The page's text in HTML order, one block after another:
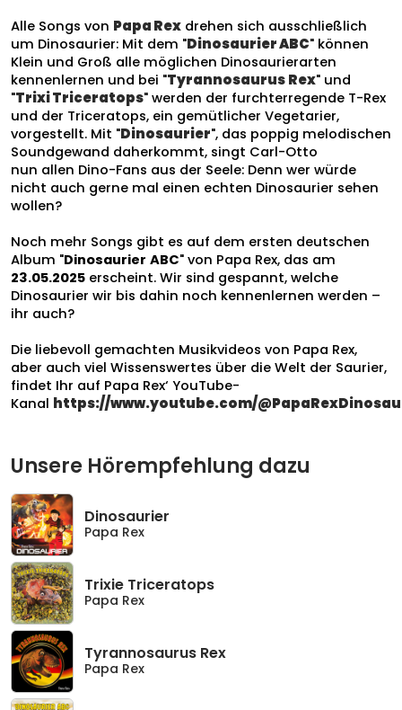
Alle Songs von Papa Rex drehen sich ausschließlich
um Dinosaurier: Mit dem "Dinosaurier ABC" können
Klein und Groß alle möglichen Dinosaurierarten
kennenlernen und bei "Tyrannosaurus Rex" und
"Trixi Triceratops" werden der furchterregende T-Rex
und der Triceratops, ein gemütlicher Vegetarier,
vorgestellt. Mit "Dinosaurier", das poppig melodischen
Soundgewand daherkommt, singt Carl-Otto
nun allen Dino-Fans aus der Seele: Denn wer würde
nicht auch gerne mal einen echten Dinosaurier sehen
wollen?
Noch mehr Songs gibt es auf dem ersten deutschen
Album "Dinosaurier ABC" von Papa Rex, das am
23.05.2025 erscheint. Wir sind gespannt, welche
Dinosaurier wir bis dahin noch kennenlernen werden –
ihr auch?
Die liebevoll gemachten Musikvideos von Papa Rex,
aber auch viel Wissenswertes über die Welt der Saurier,
findet Ihr auf Papa Rex‘ YouTube-
Kanal https://www.youtube.com/
Unsere Hörempfehlung dazu
Dinosaurier
Papa Rex
Trixie Triceratops
Papa Rex
Tyrannosaurus Rex
Papa Rex